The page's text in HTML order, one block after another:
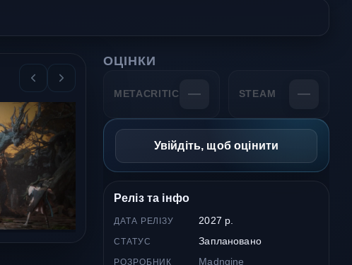
ОЦІНКИ
METACRITIC — STEAM —
Увійдіть, щоб оцінити
Реліз та інфо
ДАТА РЕЛІЗУ 2027 р.
СТАТУС Заплановано
РОЗРОБНИК Madngine